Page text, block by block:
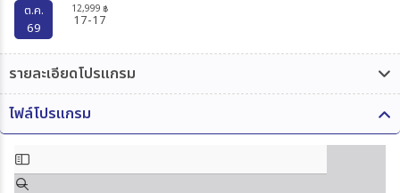
ต.ค.
69
12,999 ฿
17-17
รายละเอียดโปรแกรม
ไฟล์โปรแกรม